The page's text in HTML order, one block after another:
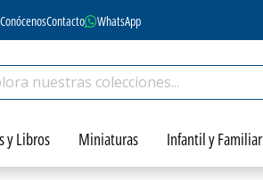
ConócenosContacto WhatsApp
y Libros Miniaturas Infantil y Familiar